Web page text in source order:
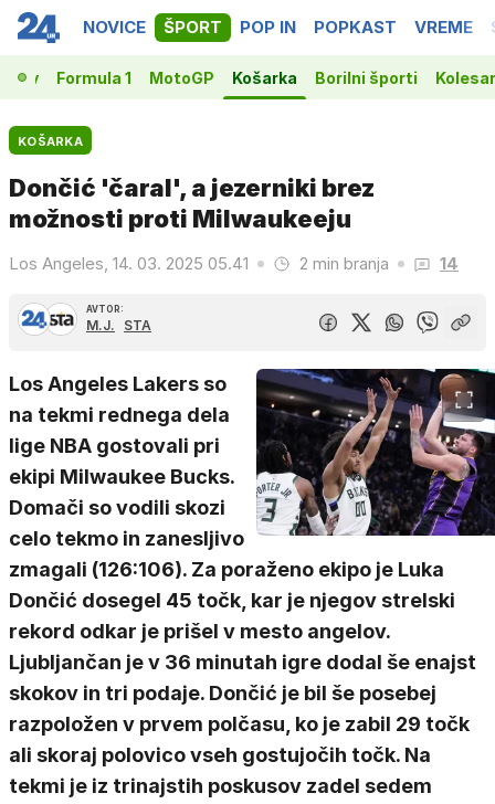
NOVICE ŠPORT POP IN POPKAST VREME
Formula 1 MotoGP Košarka Borilni športi
KOŠARKA
Dončić 'čaral', a jezerniki brez
možnosti proti Milwaukeeju
Los Angeles, 14. 03. 2025 05.41 2 min branja 14
AVTOR:
M.J. STA
Los Angeles Lakers so
na tekmi rednega dela
lige NBA gostovali pri
ekipi Milwaukee Bucks.
Domači so vodili skozi
celo tekmo in zanesljivo
zmagali (126:106). Za poraženo ekipo je Luka
Dončić dosegel 45 točk, kar je njegov strelski
rekord odkar je prišel v mesto angelov.
Ljubljančan je v 36 minutah igre dodal še enajst
skokov in tri podaje. Dončić je bil še posebej
razpoložen v prvem polčasu, ko je zabil 29 točk
ali skoraj polovico vseh gostujočih točk. Na
tekmi je iz trinajstih poskusov zadel sedem